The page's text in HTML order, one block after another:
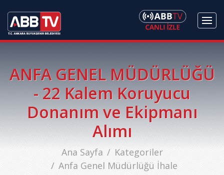
ANFA GENEL MÜDÜRLÜĞÜ
- 22 Kalem Koruyucu
Donanım ve Ekipmanı
Alımı
Ana Sayfa
Kategoriler
Anfa Genel Müdürlüğü İhale